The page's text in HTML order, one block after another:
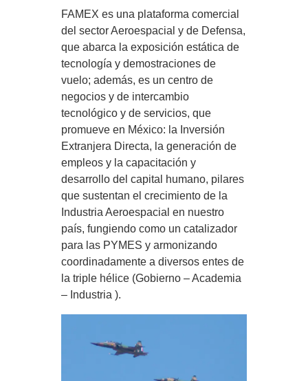
FAMEX es una plataforma comercial
del sector Aeroespacial y de Defensa,
que abarca la exposición estática de
tecnología y demostraciones de
vuelo; además, es un centro de
negocios y de intercambio
tecnológico y de servicios, que
promueve en México: la Inversión
Extranjera Directa, la generación de
empleos y la capacitación y
desarrollo del capital humano, pilares
que sustentan el crecimiento de la
Industria Aeroespacial en nuestro
país, fungiendo como un catalizador
para las PYMES y armonizando
coordinadamente a diversos entes de
la triple hélice (Gobierno – Academia
– Industria ).